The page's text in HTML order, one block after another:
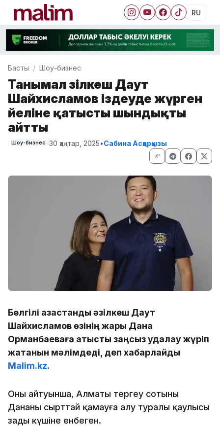
RU
Басты Шоу-бизнес
Танымал әзілкеш Даут
Шайхисламов іздеуде жүрген
әйеліне қатысты шындықты
айтты
Шоу-бизнес 30 қаңтар, 2025•Сабина Асқарқызы
Белгілі қазақстандық әзілкеш Даут
Шайхисламов өзінің жары Дана
Орманбаеваға қатысты заңсыз қудалау жүріп
жатқанын мәлімдеді, деп хабарлайды
Malim.kz.
Оның айтуынша, Алматы тергеу сотының
Дананы сырттай қамауға алу туралы қаулысы
заңды күшіне енбеген.